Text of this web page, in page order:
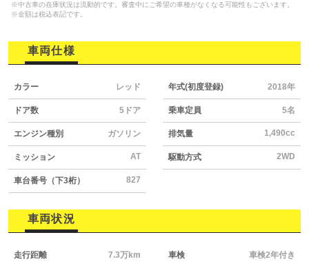
※中古車の在庫状況は流動的です。審査中にご希望の車種がなくなる可能性もございます。
※金額は税込表記です。
車両仕様
カラー レッド 年式(初度登録) 2018年
ドア数 5ドア 乗車定員 5名
エンジン種別 ガソリン 排気量 1,490cc
ミッション AT 駆動方式 2WD
車台番号（下3桁） 827
車両状況
走行距離 7.3万km 車検 車検2年付き